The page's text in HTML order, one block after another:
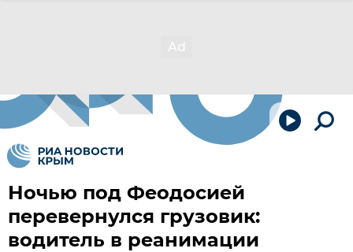
Ночью под Феодосией
перевернулся грузовик:
водитель в реанимации